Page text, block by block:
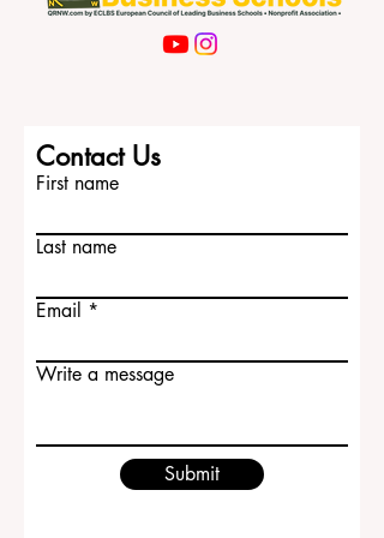
First name
Last name
Email